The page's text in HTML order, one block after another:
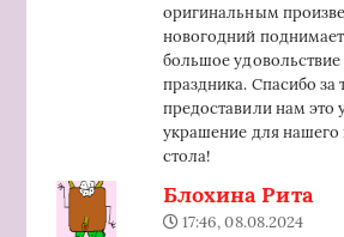
оригинальным
новогодний
большое
праздника. Спасибо за
предоставили нам это
украшение для нашего
стола!
Блохина Рита
17:46, 08.08.2024